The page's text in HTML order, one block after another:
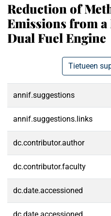
Reduction of
Emissions from a
Dual Fuel Engine
Tietueen
annif.suggestions
annif.suggestions.links
dc.contributor.author
dc.contributor.faculty
dc.date.accessioned